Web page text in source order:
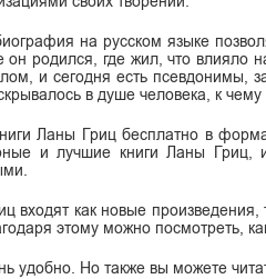
на русском языке
он родился, где жил, что влияло
и сегодня есть псевдонимы,
в душе человека, к
Ланы Гриц бесплатно в
и лучшие книги Ланы Гриц,
входят как новые
этому можно посмотреть,
удобно. Но также вы можете